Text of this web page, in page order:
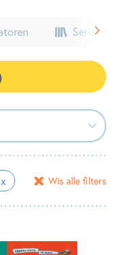
Series &
Wis alle filters